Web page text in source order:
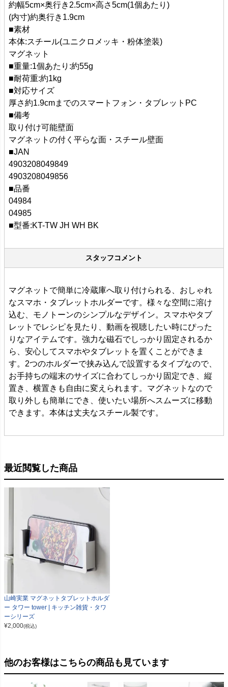
約幅5cm×奥行き2.5cm×高さ5cm(1個あたり)
(内寸)約奥行き1.9cm
■素材
本体:スチール(ユニクロメッキ・粉体塗装)
マグネット
■重量:1個あたり:約55g
■耐荷重:約1kg
■対応サイズ
厚さ約1.9cmまでのスマートフォン・タブレットPC
■備考
取り付け可能壁面
マグネットの付く平らな面・スチール壁面
■JAN
4903208049849
4903208049856
■品番
04984
04985
■型番:KT-TW JH WH BK
スタッフコメント
マグネットで簡単に冷蔵庫へ取り付けられる、おしゃれ
なスマホ・タブレットホルダーです。様々な空間に溶け
込む、モノトーンのシンプルなデザイン。スマホやタブ
レットでレシピを見たり、動画を視聴したい時にぴった
りなアイテムです。強力な磁石でしっかり固定されるか
ら、安心してスマホやタブレットを置くことができま
す。2つのホルダーで挟み込んで設置するタイプなので、
お手持ちの端末のサイズに合わてしっかり固定でき、縦
置き、横置きも自由に変えられます。マグネットなので
取り外しも簡単にでき、使いたい場所へスムーズに移動
できます。本体は丈夫なスチール製です。
最近閲覧した商品
山崎実業 マグネットタブレットホルダ
ー タワー tower | キッチン雑貨・タワ
ーシリーズ
¥2,000(税込)
他のお客様はこちらの商品も見ています